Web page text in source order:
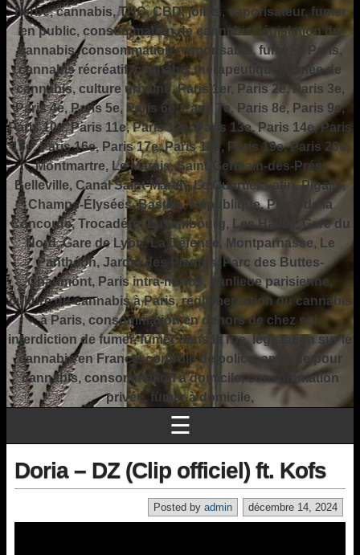
herbe, cannabis, THC, CBD, joints, vaporisateur, fumer
en public, consommation de cannabis, législation du
cannabis, consommation responsable, fumer à Paris,
cannabis récréatif, cannabis thérapeutique, fumée de
cannabis, culture urbaine, Paris 1er, Paris 2e, Paris 3e,
Paris 4e, Paris 5e, Paris 6e, Paris 7e, Paris 8e, Paris 9e,
Paris 10e, Paris 11e, Paris 12e, Paris 13e, Paris 14e, Paris
15e, Paris 16e, Paris 17e, Paris 18e, Paris 19e, Paris 20e,
Montmartre, Le Marais, Saint-Germain-des-Prés,
Belleville, Canal Saint-Martin, Le Quartier Latin, Pigalle,
Champs-Élysées, Bastille, République, Place de la
Concorde, Trocadéro, Luxembourg, Les Halles, Gare du
Nord, Gare de Lyon, La Défense, Montparnasse, Le
Panthéon, Jardin des Plantes, Parc des Buttes-
Chaumont, Paris intra-muros, banlieue parisienne,
culture du cannabis à Paris, réglementation du cannabis
à Paris, consommation en dehors de chez soi,
interdiction de fumer, fumer dans la rue, législation sur le
cannabis en France, contrôle de police, amende pour
cannabis, consommation à domicile, consommation
privée, fumer à domicile,
☰
Doria – DZ (Clip officiel) ft. Kofs
décembre 14, 2024
Posted by admin